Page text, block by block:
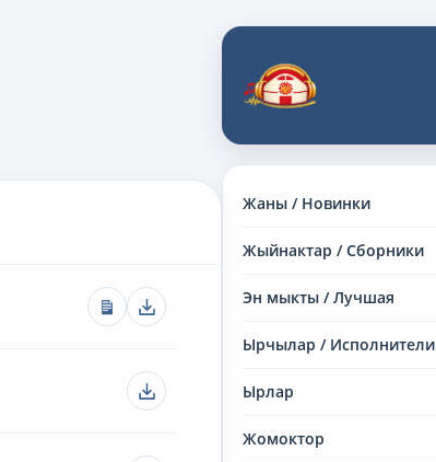
Жаны / Новинки
Жыйнактар / Сборники
Эн мыкты / Лучшая
Ырчылар / Исполнители
Ырлар
Жомоктор